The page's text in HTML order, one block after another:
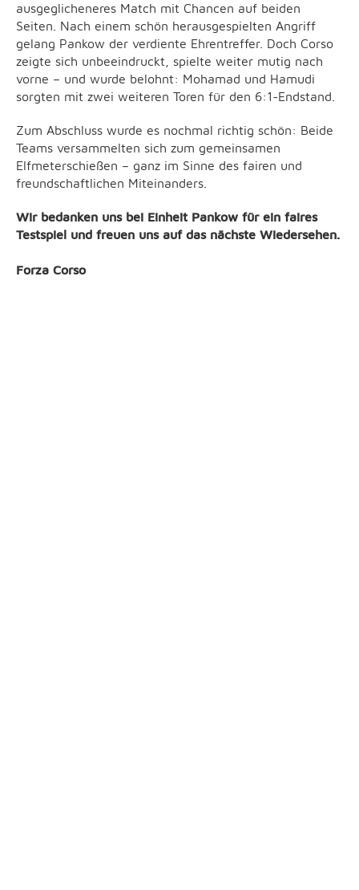
ausgeglicheneres Match mit Chancen auf beiden
Seiten. Nach einem schön herausgespielten Angriff
gelang Pankow der verdiente Ehrentreffer. Doch Corso
zeigte sich unbeeindruckt, spielte weiter mutig nach
vorne – und wurde belohnt: Mohamad und Hamudi
sorgten mit zwei weiteren Toren für den 6:1-Endstand.
Zum Abschluss wurde es nochmal richtig schön: Beide
Teams versammelten sich zum gemeinsamen
Elfmeterschießen – ganz im Sinne des fairen und
freundschaftlichen Miteinanders.
Wir bedanken uns bei Einheit Pankow für ein faires
Testspiel und freuen uns auf das nächste Wiedersehen.
Forza Corso